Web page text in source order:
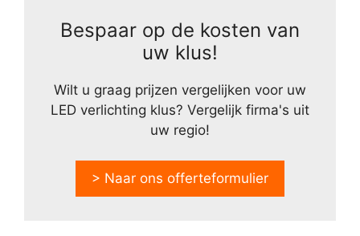
Bespaar op de kosten van
uw klus!
Wilt u graag prijzen vergelijken voor uw
LED verlichting klus? Vergelijk firma's uit
uw regio!
> Naar ons offerteformulier